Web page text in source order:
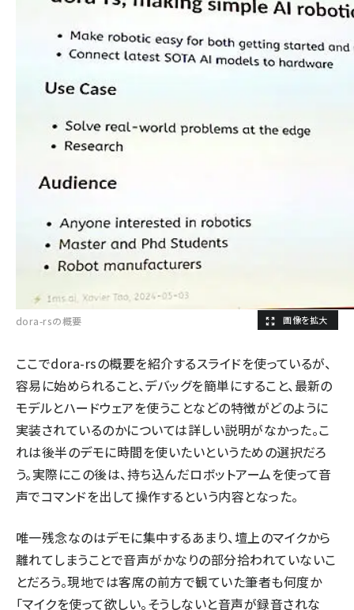
dora-rsの概要
ここでdora-rsの概要を紹介するスライドを使っているが、
容易に始められること、デバッグを簡単にすること、最新の
モデルとハードウェアを使うことなどの特徴がどのように
実装されているのかについては詳しい説明がなかった。こ
れは後半のデモに時間を使いたいというための選択だろ
う。実際にこの後は、持ち込んだロボットアームを使って音
声でコマンドを出して操作するという内容となった。
唯一残念なのはデモに集中するあまり、壇上のマイクから
離れてしまうことで音声がかなりの部分拾われていないこ
とだろう。現地では客席の前方で観ていた筆者も何度か
「マイクを使って欲しい。そうしないと音声が録音されな